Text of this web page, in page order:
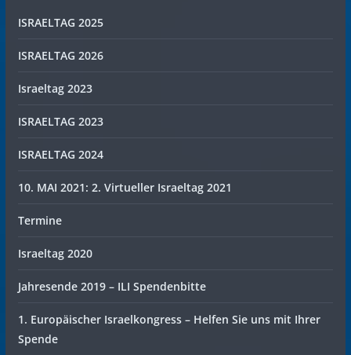
ISRAELTAG 2025
ISRAELTAG 2026
Israeltag 2023
ISRAELTAG 2023
ISRAELTAG 2024
10. MAI 2021: 2. Virtueller Israeltag 2021
Termine
Israeltag 2020
Jahresende 2019 – ILI Spendenbitte
1. Europäischer Israelkongress – Helfen Sie uns mit Ihrer
Spende